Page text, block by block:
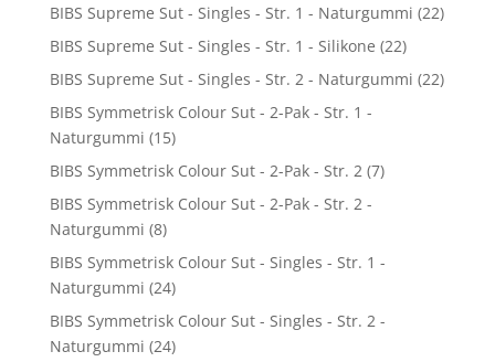
BIBS Supreme Sut - Singles - Str. 1 - Naturgummi (22)
BIBS Supreme Sut - Singles - Str. 1 - Silikone (22)
BIBS Supreme Sut - Singles - Str. 2 - Naturgummi (22)
BIBS Symmetrisk Colour Sut - 2-Pak - Str. 1 -
Naturgummi (15)
BIBS Symmetrisk Colour Sut - 2-Pak - Str. 2 (7)
BIBS Symmetrisk Colour Sut - 2-Pak - Str. 2 -
Naturgummi (8)
BIBS Symmetrisk Colour Sut - Singles - Str. 1 -
Naturgummi (24)
BIBS Symmetrisk Colour Sut - Singles - Str. 2 -
Naturgummi (24)